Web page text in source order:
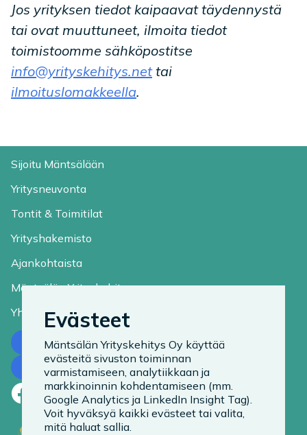
Jos yrityksen tiedot kaipaavat täydennystä
tai ovat muuttuneet, ilmoita tiedot
toimistoomme sähköpostitse
info@yrityskehitys.nettai
ilmoituslomakkeella.
Sijoitu Mäntsälään
Yritysneuvonta
Tontit & Toimitilat
Yrityshakemisto
Ajankohtaista
Mäntsälän Yrityskehitys
Yhteystiedot
Ota yhteyttä
Tilaa uutiskirje
Facebook
LinkedIn
Instagram
Evästeet
Mäntsälän Yrityskehitys Oy käyttää
evästeitä sivuston toiminnan
varmistamiseen, analytiikkaan ja
markkinoinnin kohdentamiseen (mm.
Google Analytics ja LinkedIn Insight Tag).
Voit hyväksyä kaikki evästeet tai valita,
mitä haluat sallia.